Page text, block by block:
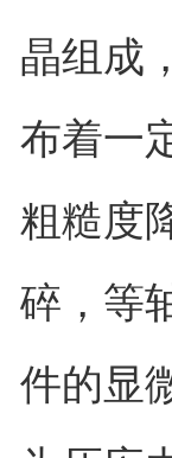
晶组成
布着一
粗糙度
碎，等
件的显